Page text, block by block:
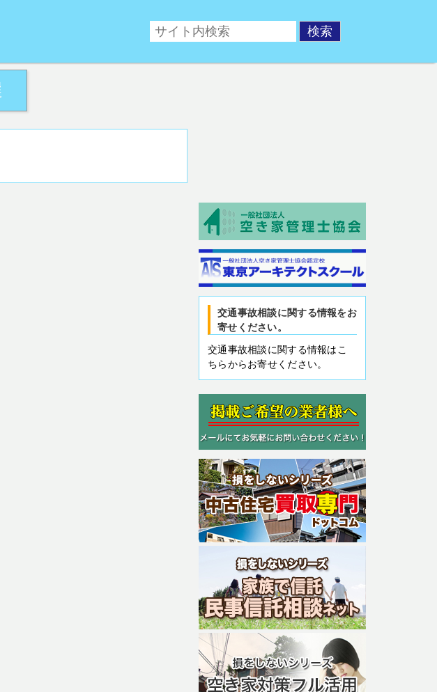
通事故被害者相談窓口・活用ポータルサイト。交通事故後の相談や、交通事故対策対策
交通事故相談に関する情報をお
寄せください。
交通事故相談に関する情報はこ
ちらからお寄せください。